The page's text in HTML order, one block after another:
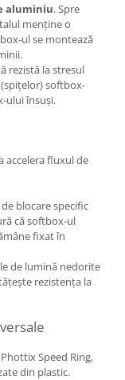
aluminiu. Spre
menține o
ul se montează
rezistă la stresul
softbox-
ului însuși.
accelera fluxul de
blocare specific
că softbox-ul
fixat în
de lumină nedorite
rezistența la
Speed Ring,
din plastic.